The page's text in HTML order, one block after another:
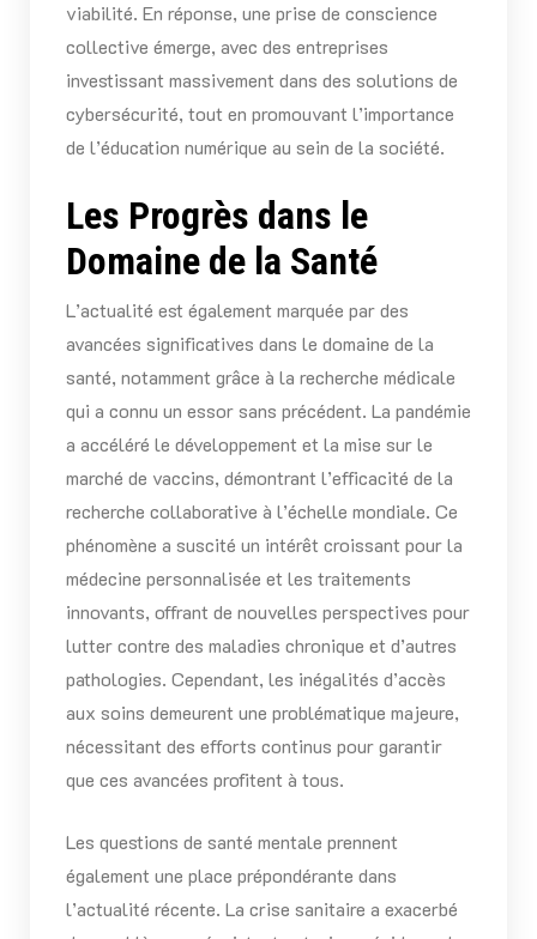
viabilité. En réponse, une prise de conscience
collective émerge, avec des entreprises
investissant massivement dans des solutions de
cybersécurité, tout en promouvant l’importance
de l’éducation numérique au sein de la société.
Les Progrès dans le
Domaine de la Santé
L’actualité est également marquée par des
avancées significatives dans le domaine de la
santé, notamment grâce à la recherche médicale
qui a connu un essor sans précédent. La pandémie
a accéléré le développement et la mise sur le
marché de vaccins, démontrant l’efficacité de la
recherche collaborative à l’échelle mondiale. Ce
phénomène a suscité un intérêt croissant pour la
médecine personnalisée et les traitements
innovants, offrant de nouvelles perspectives pour
lutter contre des maladies chronique et d’autres
pathologies. Cependant, les inégalités d’accès
aux soins demeurent une problématique majeure,
nécessitant des efforts continus pour garantir
que ces avancées profitent à tous.
Les questions de santé mentale prennent
également une place prépondérante dans
l’actualité récente. La crise sanitaire a exacerbé